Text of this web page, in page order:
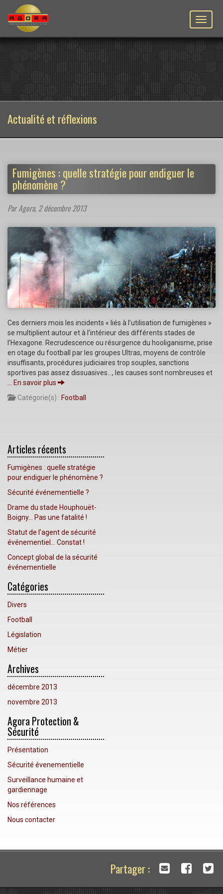
Toggle
Actualité et réflexions
Fumigènes : quelle stratégie pour endiguer le
phénomène ?
Par Agora, 2 décembre 2013
Ces derniers mois les incidents « liés à l’utilisation de fumigènes »
se multiplient autour et à l’intérieur des différents stades de
l’Hexagone. Recrudescence ou résurgence du hooliganisme, prise
en otage du football par les groupes Ultras, moyens de contrôle
insuffisants, procédures judiciaires trop souples, sanctions
sportives pas assez dissuasives…, les causes sont nombreuses et
… En savoir plus
Catégorie(s) : Football
Articles récents
Fumigènes : quelle stratégie
pour endiguer le phénomène ?
Sécurité événementielle ?
Drame du stade Houphouët-
Boigny… Pas une fatalité !
Statut de l’agent de sécurité
événementiel… Constat !
Concept global de la sécurité
événementielle
Catégories
Divers
Football
Législation
Métier
Archives
décembre 2013
novembre 2013
Agora Protection &
Sécurité
Présentation
Sécurité évenementielle
Surveillance humaine et
gardiennage
Nos références
Nous contacter
Partager :